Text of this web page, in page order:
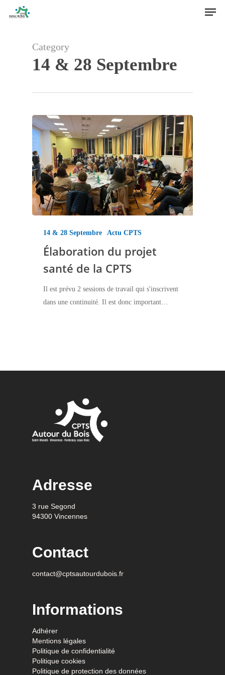
Menu
Category
14 & 28 Septembre
14 & 28 Septembre Actu CPTS
Élaboration du projet
santé de la CPTS
Il est prévu 2 sessions de travail qui s'inscrivent
dans une continuité. Il est donc important…
Adresse
3 rue Segond
94300 Vincennes
Contact
contact@cptsautourdubois.fr
Informations
Adhérer
Mentions légales
Politique de confidentialité
Politique cookies
Politique de protection des données